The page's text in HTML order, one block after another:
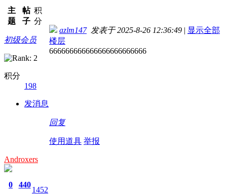
主
题
帖
子
积
分
初级会员
积分
198
发消息
azlm147发表于 2025-8-26 12:36:49 | 显示全部
楼层
666666666666666666666666
回复
使用道具 举报
Androxers
0 440
1452